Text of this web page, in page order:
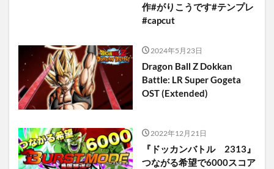
作#がりこうです#テンプレ
#capcut
2024年5月23日
Dragon Ball Z Dokkan
Battle: LR Super Gogeta
OST (Extended)
2022年12月21日
『ドッカンバトル 2313』
つながる希望で6000スコア